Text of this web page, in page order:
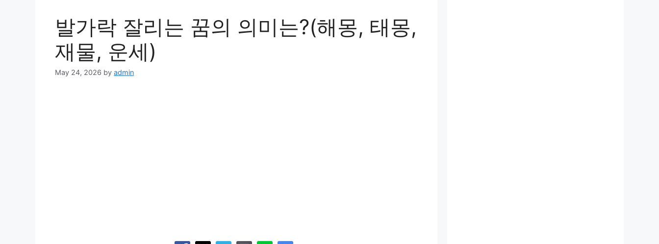
발가락 잘리는 꿈의 의미는?(해몽, 태몽,
재물, 운세)
May 24, 2026 by admin